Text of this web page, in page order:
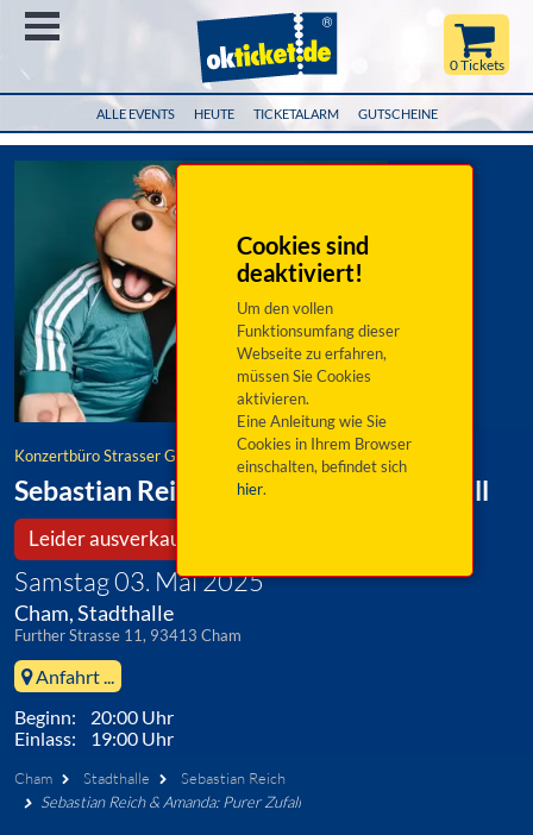
ALLE EVENTS HEUTE TICKETALARM GUTSCHEINE
0 Tickets
Cookies sind
deaktiviert!
Um den vollen
Funktionsumfang dieser
Webseite zu erfahren,
müssen Sie Cookies
aktivieren.
Eine Anleitung wie Sie
Cookies in Ihrem Browser
einschalten, befindet sich
hier.
Konzertbüro Strasser GmbH & Co. KG
Sebastian Reich & Amanda: Purer Zufall
Leider ausverkauft!
Samstag 03. Mai 2025
Cham, Stadthalle
Further Strasse 11, 93413 Cham
Anfahrt ...
Beginn: 20:00 Uhr
Einlass: 19:00 Uhr
Cham Stadthalle
Sebastian Reich
Sebastian Reich & Amanda: Purer Zufall